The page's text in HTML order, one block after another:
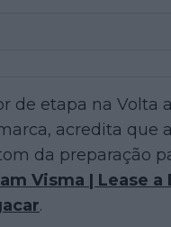
de etapa na Volta
acredita que
da preparação
Visma | Lease a
.